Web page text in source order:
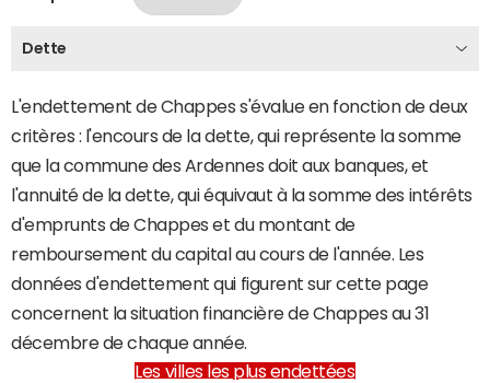
Dette
L'endettement de Chappes s'évalue en fonction de deux
critères : l'encours de la dette, qui représente la somme
que la commune des Ardennes doit aux banques, et
l'annuité de la dette, qui équivaut à la somme des intérêts
d'emprunts de Chappes et du montant de
remboursement du capital au cours de l'année. Les
données d'endettement qui figurent sur cette page
concernent la situation financière de Chappes au 31
décembre de chaque année.
Les villes les plus endettées